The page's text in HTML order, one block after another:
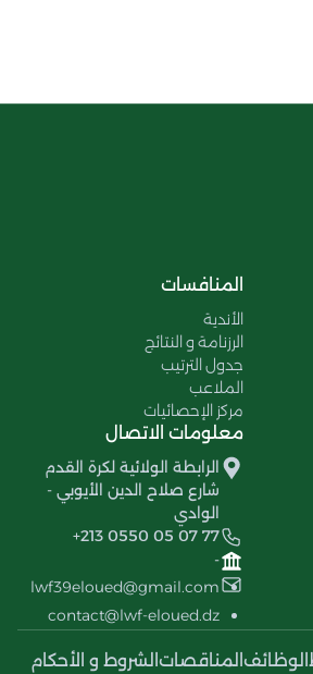
المنافسات
الأندية
الرزنامة و النتائج
جدول الترتيب
الملاعب
مركز الإحصائيات
معلومات الاتصال
الرابطة الولائية لكرة القدم
شارع صلاح الدين الأيوبي -
الوادي
+213 0550 05 07 77
-
lwf39eloued@gmail.com
contact@lwf-eloued.dz
الوظائف المناقصات الشروط و الأحكام